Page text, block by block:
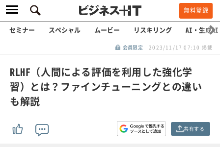
無料登録
セミナー スペシャル ムービー リスキリング AI・生成AI
会員限定 2023/11/17 07:10 掲載
RLHF（人間による評価を利用した強化学
習）とは？ファインチューニングとの違い
も解説
共有する